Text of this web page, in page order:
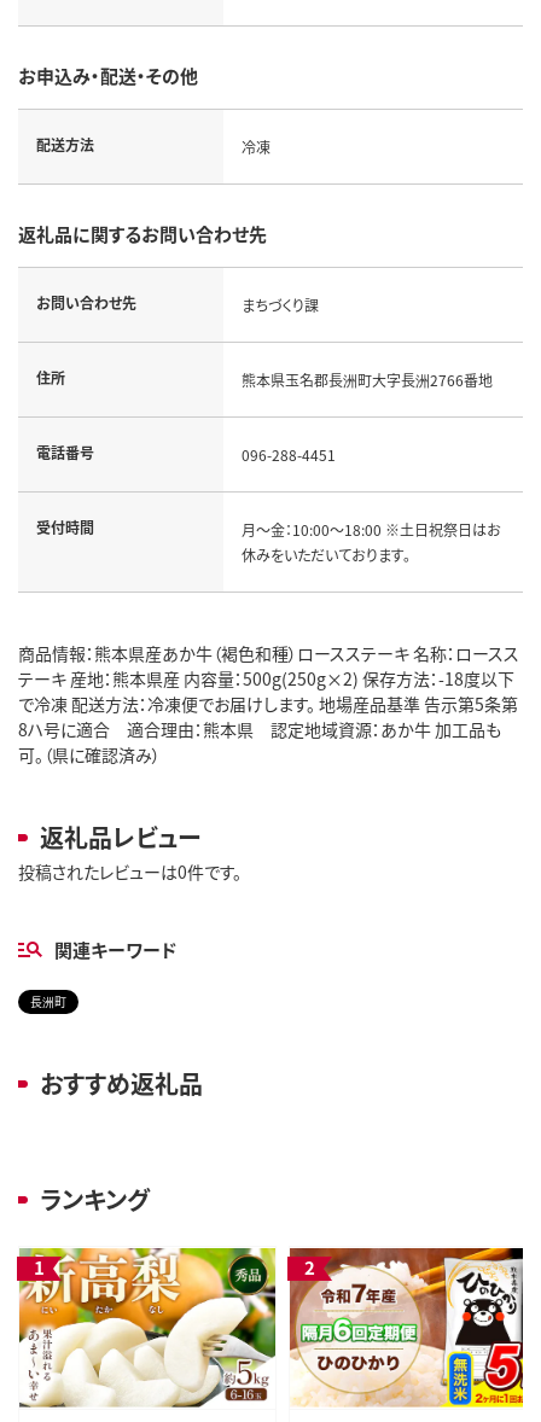
お申込み・配送・その他
配送方法 冷凍
返礼品に関するお問い合わせ先
お問い合わせ先 まちづくり課
住所 熊本県玉名郡長洲町大字長洲2766番地
電話番号 096-288-4451
受付時間
月～金：10:00～18:00 ※土日祝祭日はお
休みをいただいております。
商品情報：熊本県産あか牛（褐色和種）ロースステーキ 名称：ロースス
テーキ 産地：熊本県産 内容量：500g(250g×2) 保存方法：-18度以下
で冷凍 配送方法：冷凍便でお届けします。 地場産品基準 告示第5条第
8ハ号に適合 適合理由：熊本県 認定地域資源：あか牛 加工品も
可。（県に確認済み）
返礼品レビュー
投稿されたレビューは0件です。
関連キーワード
長洲町
おすすめ返礼品
ランキング